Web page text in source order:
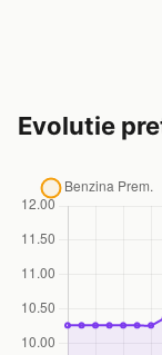
Evolutie